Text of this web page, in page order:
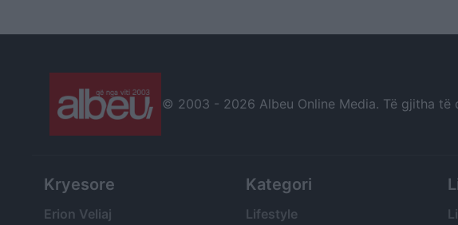
© 2003 - 2026 Albeu Online Media. Të gjitha
Kryesore
Erion Veliaj
Kategori
Lifestyle